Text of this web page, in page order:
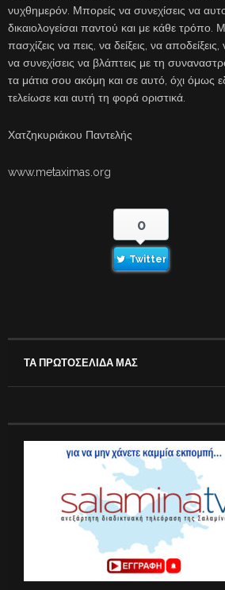
νυχθημερόν. Μπορείς να συνεχίσεις να
δικαιολογείσαι παντού και με κάθε τρόπο.
πασχίζεις να πεις, να δείξεις, να
να συνεχίσεις να βλάπτεις με τη
τα μάτια σου ακόμη και σε αυτό, όχι όμως
τελείωσε και αυτή τη φορά οριστικά.
Χατζηκυριάκου Παντελής
www.metaximas.org
0
Twitter
ΤΑ ΠΡΩΤΟΣΕΛΙΔΑ ΜΑΣ